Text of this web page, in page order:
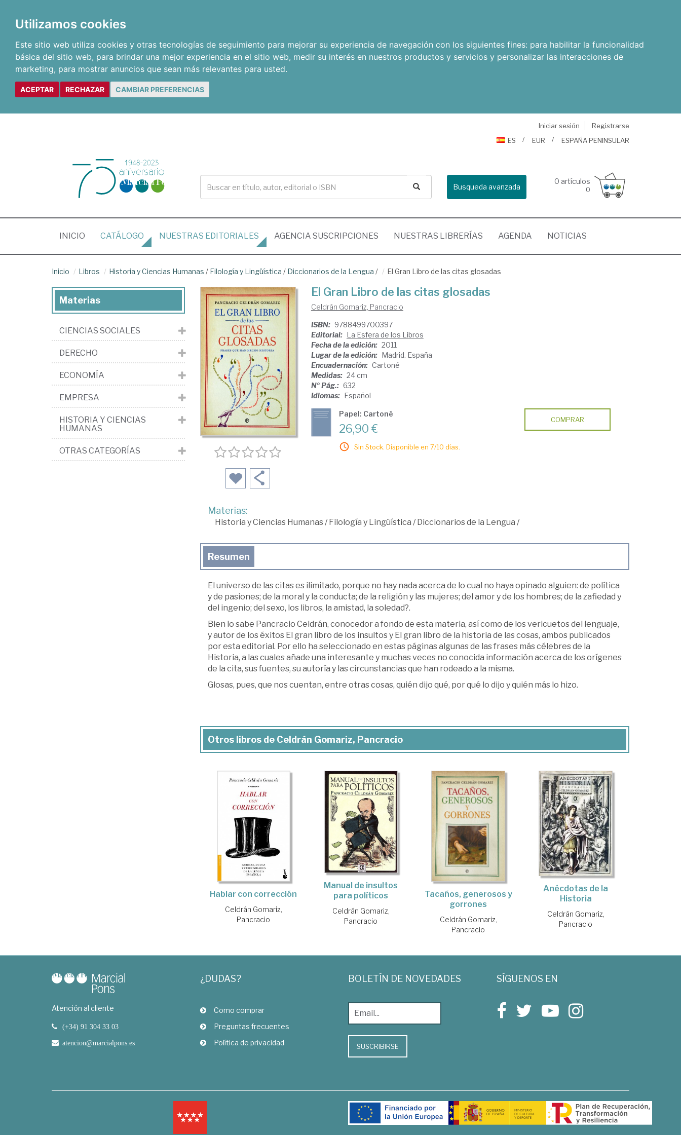
Utilizamos cookies
Este sitio web utiliza cookies y otras tecnologías de seguimiento para mejorar su experiencia de navegación con los siguientes fines: para habilitar la funcionalidad
básica del sitio web, para brindar una mejor experiencia en el sitio web, medir su interés en nuestros productos y servicios y personalizar las interacciones de
marketing, para mostrar anuncios que sean más relevantes para usted.
ACEPTAR RECHAZAR CAMBIAR PREFERENCIAS
Iniciar sesión
Registrarse
ES
EUR ESPAÑA PENINSULAR
Busqueda avanzada
0 artículos
0
INICIO (CURRENT)
CATÁLOGO NUESTRAS EDITORIALES AGENCIA SUSCRIPCIONES NUESTRAS LIBRERÍAS AGENDA NOTICIAS
Inicio Libros Historia y Ciencias Humanas / Filología y Lingüística / Diccionarios de la Lengua / El Gran Libro de las citas glosadas
El Gran Libro de las citas glosadas
Celdrán Gomariz, Pancracio
ISBN: 9788499700397
Editorial: La Esfera de los Libros
Fecha de la edición: 2011
Lugar de la edición: Madrid. España
Encuadernación: Cartoné
Medidas: 24 cm
Nº Pág.: 632
Idiomas: Español
Papel: Cartoné
26,90 €
Sin Stock. Disponible en 7/10 días.
COMPRAR
Materias:
Historia y Ciencias Humanas/Filología y Lingüística /Diccionarios de la Lengua /
Resumen
El universo de las citas es ilimitado, porque no hay nada acerca de lo cual no haya opinado alguien: de política
y de pasiones; de la moral y la conducta; de la religión y las mujeres; del amor y de los hombres; de la zafiedad y
del ingenio; del sexo, los libros, la amistad, la soledad?.
Bien lo sabe Pancracio Celdrán, conocedor a fondo de esta materia, así como de los vericuetos del lenguaje,
y autor de los éxitos El gran libro de los insultos y El gran libro de la historia de las cosas, ambos publicados
por esta editorial. Por ello ha seleccionado en estas páginas algunas de las frases más célebres de la
Historia, a las cuales añade una interesante y muchas veces no conocida información acerca de los orígenes
de la cita, sus fuentes, su autoría y las circunstancias que han rodeado a la misma.
Glosas, pues, que nos cuentan, entre otras cosas, quién dijo qué, por qué lo dijo y quién más lo hizo.
Otros libros de Celdrán Gomariz, Pancracio
Hablar con corrección
Celdrán Gomariz,
Pancracio
Manual de insultos
para políticos
Celdrán Gomariz,
Pancracio
Tacaños, generosos y
gorrones
Celdrán Gomariz,
Pancracio
Anécdotas de la
Historia
Celdrán Gomariz,
Pancracio
Materias
CIENCIAS SOCIALES
DERECHO
ECONOMÍA
EMPRESA
HISTORIA Y CIENCIAS
HUMANAS
OTRAS CATEGORÍAS
Atención al cliente
(+34) 91 304 33 03
atencion@marcialpons.es
¿DUDAS?
Como comprar
Preguntas frecuentes
Política de privacidad
BOLETÍN DE NOVEDADES
SUSCRIBIRSE
SÍGUENOS EN